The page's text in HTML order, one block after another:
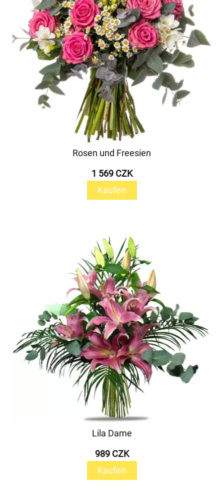
Rosen und Freesien
1 569 CZK
Kaufen
Lila Dame
989 CZK
Kaufen